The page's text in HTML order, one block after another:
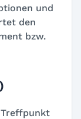
und
den
bzw.
Treffpunkt